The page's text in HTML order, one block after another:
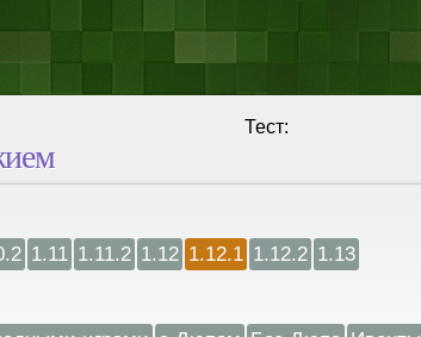
Тест:
1.11 1.11.2 1.12 1.12.1 1.12.2 1.13